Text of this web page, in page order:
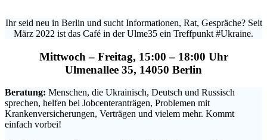
Ihr seid neu in Berlin und sucht Informationen, Rat, Gespräche? Seit
März 2022 ist das Café in der Ulme35 ein Treffpunkt #Ukraine.
Mittwoch – Freitag, 15:00 – 18:00 Uhr
Ulmenallee 35, 14050 Berlin
Beratung: Menschen, die Ukrainisch, Deutsch und Russisch
sprechen, helfen bei Jobcenteranträgen, Problemen mit
Krankenversicherungen, Verträgen und vielem mehr. Kommt
einfach vorbei!